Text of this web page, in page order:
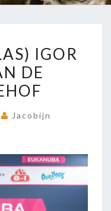
IGOR
DE
Jacobijn